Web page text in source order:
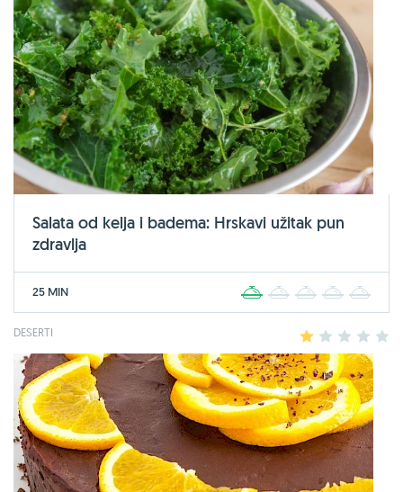
Salata od kelja i badema: Hrskavi užitak pun
zdravlja
25 MIN 2 3 4
DESERTI 2 3 4